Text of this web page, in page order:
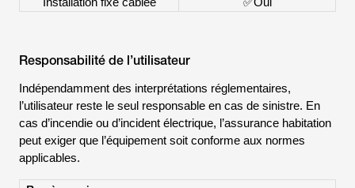
Responsabilité de l’utilisateur
Indépendamment des interprétations réglementaires,
l’utilisateur reste le seul responsable en cas de sinistre. En
cas d’incendie ou d’incident électrique, l’assurance habitation
peut exiger que l’équipement soit conforme aux normes
applicables.